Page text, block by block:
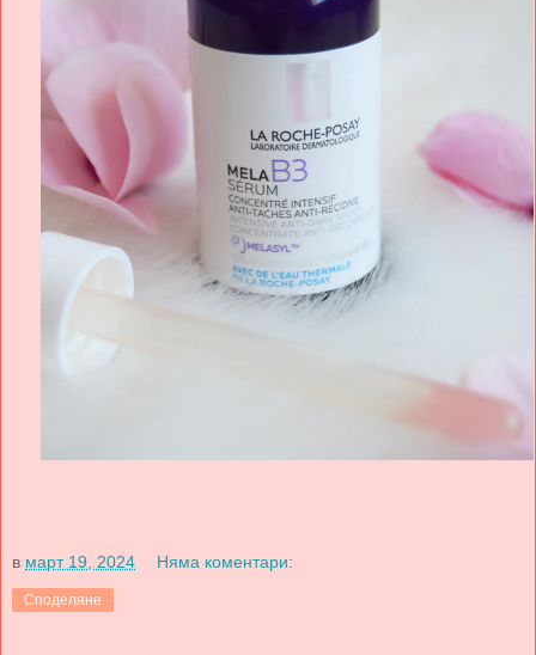
в март 19, 2024 Няма коментари:
Споделяне